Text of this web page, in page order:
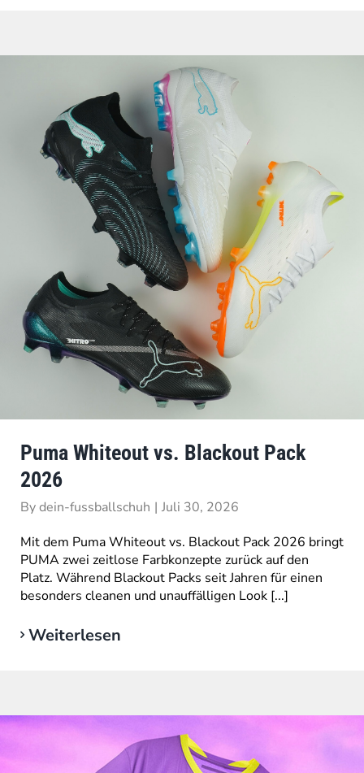
Puma Whiteout vs. Blackout Pack
2026
Bydein-fussballschuh | Juli 30, 2026
Mit dem Puma Whiteout vs. Blackout Pack 2026 bringt
PUMA zwei zeitlose Farbkonzepte zurück auf den
Platz. Während Blackout Packs seit Jahren für einen
besonders cleanen und unauffälligen Look [...]
Weiterlesen